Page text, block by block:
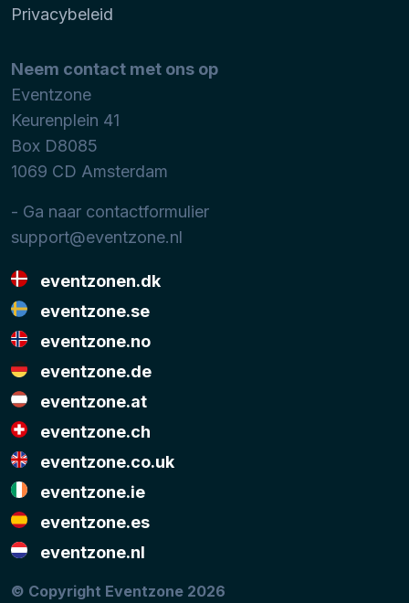
Privacybeleid
Neem contact met ons op
Eventzone
Keurenplein 41
Box D8085
1069 CD Amsterdam
- Ga naar contactformulier
support@eventzone.nl
eventzonen.dk
eventzone.se
eventzone.no
eventzone.de
eventzone.at
eventzone.ch
eventzone.co.uk
eventzone.ie
eventzone.es
eventzone.nl
© Copyright Eventzone 2026